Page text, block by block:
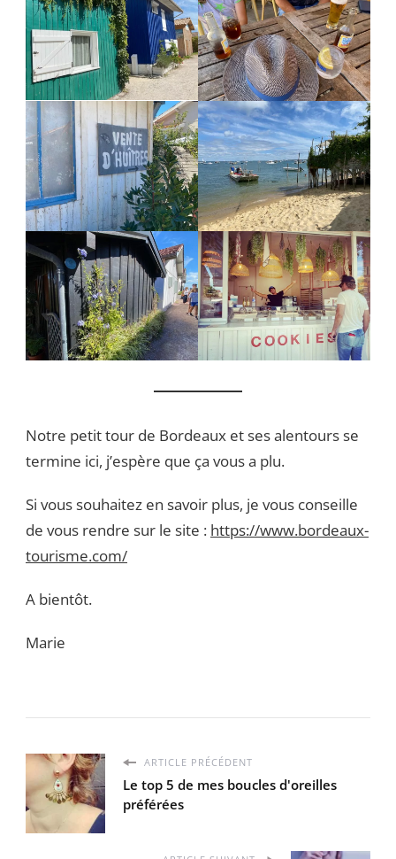
Notre petit tour de Bordeaux et ses alentours se
termine ici, j’espère que ça vous a plu.
Si vous souhaitez en savoir plus, je vous conseille
de vous rendre sur le site : https://www.bordeaux-
tourisme.com/
A bientôt.
Marie
ARTICLE PRÉCÉDENT
Le top 5 de mes boucles d'oreilles
préférées